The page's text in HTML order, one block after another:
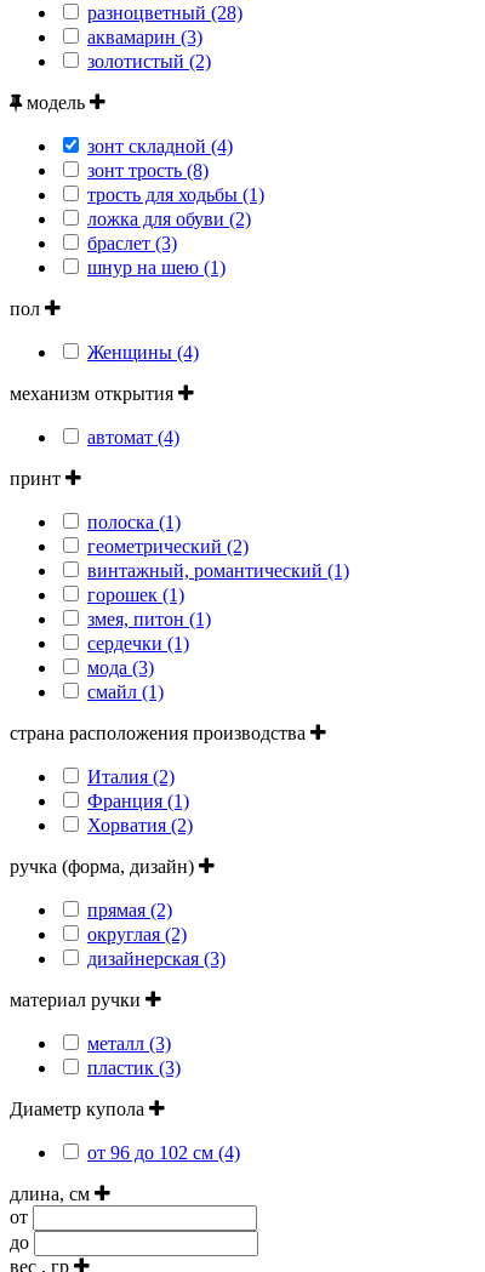
разноцветный (28)
аквамарин (3)
золотистый (2)
модель
зонт складной (4)
зонт трость (8)
трость для ходьбы (1)
ложка для обуви (2)
браслет (3)
шнур на шею (1)
пол
Женщины (4)
механизм открытия
автомат (4)
принт
полоска (1)
геометрический (2)
винтажный, романтический (1)
горошек (1)
змея, питон (1)
сердечки (1)
мода (3)
смайл (1)
страна расположения производства
Италия (2)
Франция (1)
Хорватия (2)
ручка (форма, дизайн)
прямая (2)
округлая (2)
дизайнерская (3)
материал ручки
металл (3)
пластик (3)
Диаметр купола
от 96 до 102 см (4)
длина, см
от
до
вес , гр